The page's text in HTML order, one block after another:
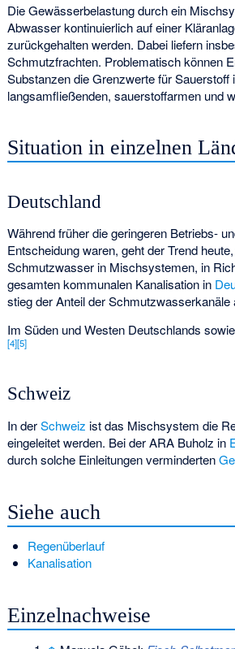
Die Gewässerbelastung durch ein
Abwasser kontinuierlich auf einer
zurückgehalten werden. Dabei liefern
Schmutzfrachten. Problematisch können
Substanzen die Grenzwerte für
langsamfließenden, sauerstoffarmen und
Situation in einzelnen
Deutschland
Während früher die geringeren Betriebs-
Entscheidung waren, geht der Trend
Schmutzwasser in Mischsystemen, in
gesamten kommunalen Kanalisation in
stieg der Anteil der
Im Süden und Westen Deutschlands
[4][5]
Schweiz
In derSchweiz ist das Mischsystem die
eingeleitet werden. Bei der ARA Buholz in
durch solche Einleitungen verminderten
Siehe auch
Regenüberlauf
Kanalisation
Einzelnachweise